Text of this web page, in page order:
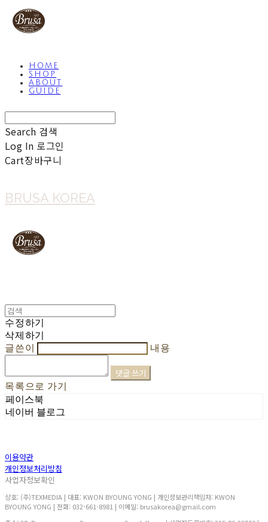
HOME
SHOP
ABOUT
GUIDE
Search 검색
Log In 로그인
Cart장바구니
BRUSA KOREA
수정하기
삭제하기
글쓴이
내용
댓글 쓰기
목록으로 가기
페이스북
네이버 블로그
이용약관
개인정보처리방침
사업자정보확인
상호: (주)TEXMEDIA | 대표: KWON BYOUNG YONG | 개인정보관리책임자: KWON
BYOUNG YONG | 전화: 032-661-8981 | 이메일: brusakorea@gmail.com